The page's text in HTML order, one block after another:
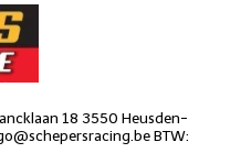
18 3550 Heusden-
BTW: